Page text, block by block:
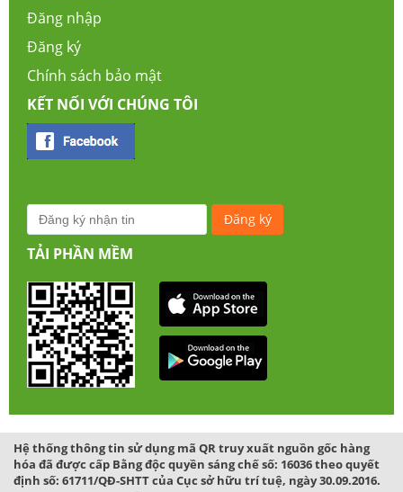
Đăng nhập
Đăng ký
Chính sách bảo mật
KẾT NỐI VỚI CHÚNG TÔI
TẢI PHẦN MỀM
Hệ thống thông tin sử dụng mã QR truy xuất nguồn gốc hàng
hóa đã được cấp Bằng độc quyền sáng chế số: 16036 theo quyết
định số: 61711/QĐ-SHTT của Cục sở hữu trí tuệ, ngày 30.09.2016.